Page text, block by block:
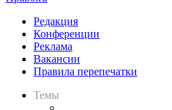
Редакция
Конференции
Реклама
Вакансии
Правила перепечатки
Темы